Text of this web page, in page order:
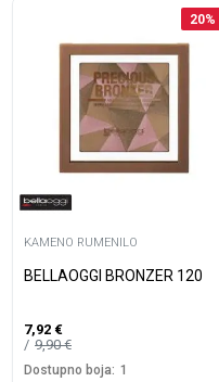
20%
KAMENO RUMENILO
BELLAOGGI BRONZER 120
7,92 €
9,90€
Dostupno boja: 1